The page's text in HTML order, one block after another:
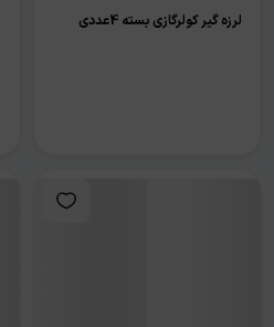
لرزه گیر کولرگازی بسته 4عددی